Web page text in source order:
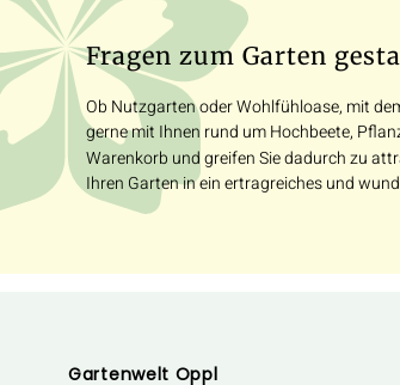
Fragen zum Garten
Ob Nutzgarten oder Wohlfühloase, mit
gerne mit Ihnen rund um Hochbeete,
Warenkorb und greifen Sie dadurch zu
Ihren Garten in ein ertragreiches und
Gartenwelt Oppl